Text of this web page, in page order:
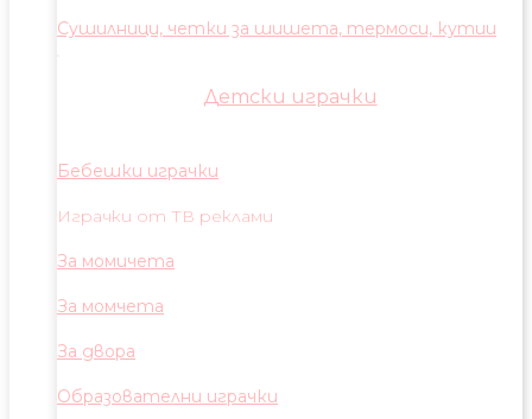
Сушилници, четки за шишета, термоси, кутии
Детски играчки
Бебешки играчки
Играчки от ТВ реклами
За момичета
За момчета
За двора
Образователни играчки